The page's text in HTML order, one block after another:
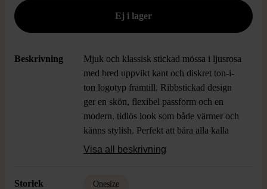
Beskrivning
Mjuk och klassisk stickad mössa i ljusrosa
med bred uppvikt kant och diskret ton-i-
ton logotyp framtill. Ribbstickad design
ger en skön, flexibel passform och en
modern, tidlös look som både värmer och
känns stylish. Perfekt att bära alla kalla
dagar oavsett stil.
Visa all beskrivning
Storlek Onesize